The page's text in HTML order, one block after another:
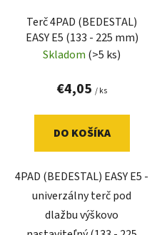
Terč 4PAD (BEDESTAL)
EASY E5 (133 - 225 mm)
Skladom (>5 ks)
€4,05 / ks
DO KOŠÍKA
4PAD (BEDESTAL) EASY E5 -
univerzálny terč pod
dlažbu výškovo